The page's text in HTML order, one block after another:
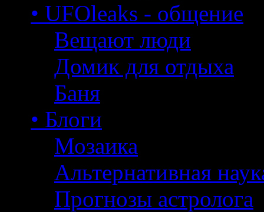
• UFOleaks - общение
Вещают люди
Домик для отдыха
Баня
• Блоги
Мозаика
Альтернативная
Прогнозы астролога